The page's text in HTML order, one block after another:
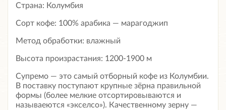
Страна: Колумбия
Сорт кофе: 100% арабика — марагоджип
Метод обработки: влажный
Высота произрастания: 1200-1900 м
Супремо — это самый отборный кофе из Колумбии.
В поставку поступают крупные зёрна правильной
формы (более мелкие отсортировываются и
называеются «экселсо»). Качественному зерну —